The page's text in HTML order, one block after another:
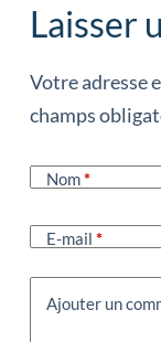
Laisser
Votre adresse
champs
Nom*
E-mail *
Ajouter un